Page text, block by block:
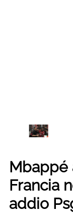
Mbappé
Francia
addio